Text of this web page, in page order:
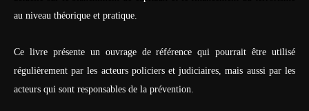
au niveau théorique et pratique.
Ce livre présente un ouvrage de référence qui pourrait être utilisé
régulièrement par les acteurs policiers et judiciaires, mais aussi par les
acteurs qui sont responsables de la prévention.